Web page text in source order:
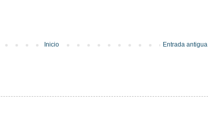
Entrada antigua
Inicio